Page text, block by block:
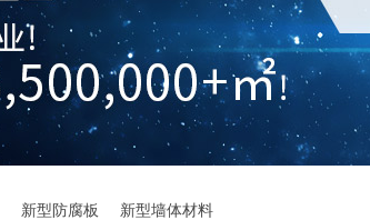
新型防腐板 新型墙体材料